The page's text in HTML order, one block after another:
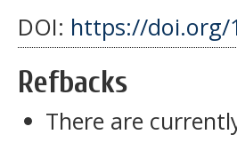
DOI: https://doi.org/
Refbacks
There are